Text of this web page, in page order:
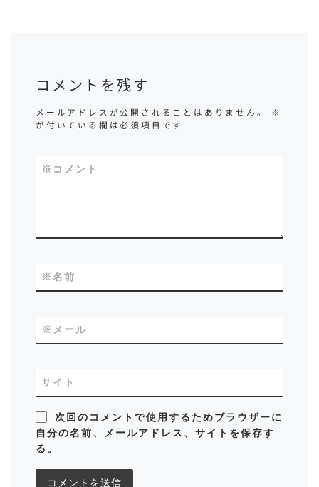
コメントを残す
メールアドレスが公開されることはありません。
※
が付いている欄は必須項目です
コメント
※
名前
※
メール
※
サイト
次回のコメントで使用するためブラウザーに
自分の名前、メールアドレス、サイトを保存す
る。